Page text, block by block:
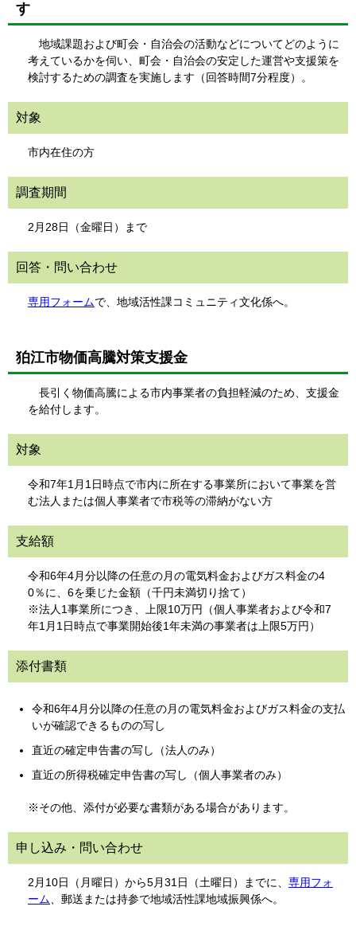
す
地域課題および町会・自治会の活動などについてどのように
考えているかを伺い、町会・自治会の安定した運営や支援策を
検討するための調査を実施します（回答時間7分程度）。
対象
市内在住の方
調査期間
2月28日（金曜日）まで
回答・問い合わせ
専用フォームで、地域活性課コミュニティ文化係へ。
狛江市物価高騰対策支援金
長引く物価高騰による市内事業者の負担軽減のため、支援金
を給付します。
対象
令和7年1月1日時点で市内に所在する事業所において事業を営
む法人または個人事業者で市税等の滞納がない方
支給額
令和6年4月分以降の任意の月の電気料金およびガス料金の4
0％に、6を乗じた金額（千円未満切り捨て）
※法人1事業所につき、上限10万円（個人事業者および令和7
年1月1日時点で事業開始後1年未満の事業者は上限5万円）
添付書類
令和6年4月分以降の任意の月の電気料金およびガス料金の支払
いが確認できるものの写し
直近の確定申告書の写し（法人のみ）
直近の所得税確定申告書の写し（個人事業者のみ）
※その他、添付が必要な書類がある場合があります。
申し込み・問い合わせ
2月10日（月曜日）から5月31日（土曜日）までに、 専用フォ
ーム 、郵送または持参で地域活性課地域振興係へ。